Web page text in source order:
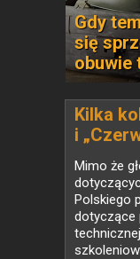
Gdy
się
obuwie
Kilka
i
Mimo że
Polskiego
dotyczące